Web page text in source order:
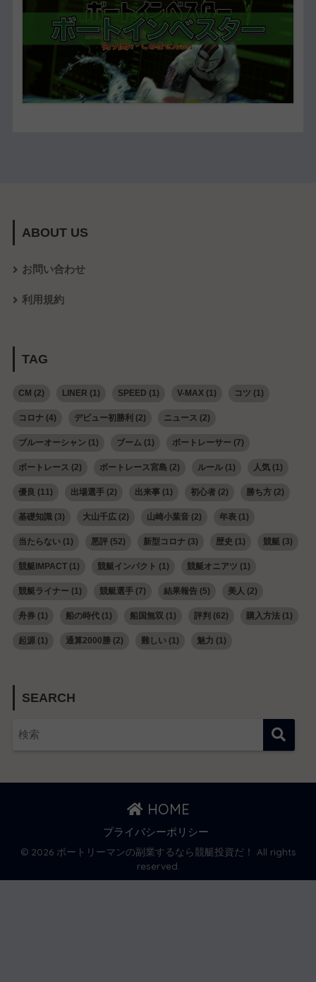
ABOUT US
お問い合わせ
利用規約
TAG
CM (2) LINER (1) SPEED (1) V-MAX(1) コツ (1)
コロナ(4) デビュー初勝利 (2) ニュース (2)
ブルーオーシャン (1) ブーム(1) ボートレーサー (7)
ボートレース (2) ボートレース宮島 (2) ルール(1) 人気(1)
優良 (11) 出場選手(2) 出来事(1) 初心者(2) 勝ち方(2)
基礎知識(3) 大山千広(2) 山崎小葉音(2) 年表(1)
当たらない(1) 悪評(52) 新型コロナ(3) 歴史 (1) 競艇 (3)
競艇IMPACT(1) 競艇インパクト (1) 競艇オニアツ (1)
競艇ライナー (1) 競艇選手(7) 結果報告(5) 美人 (2)
舟券(1) 船の時代(1) 船国無双 (1) 評判 (62) 購入方法(1)
起源(1) 通算2000勝(2) 難しい(1) 魅力 (1)
SEARCH
HOME
プライバシーポリシー
© 2026 ボートリーマンの副業するなら競艇投資だ！ All rights
reserved.